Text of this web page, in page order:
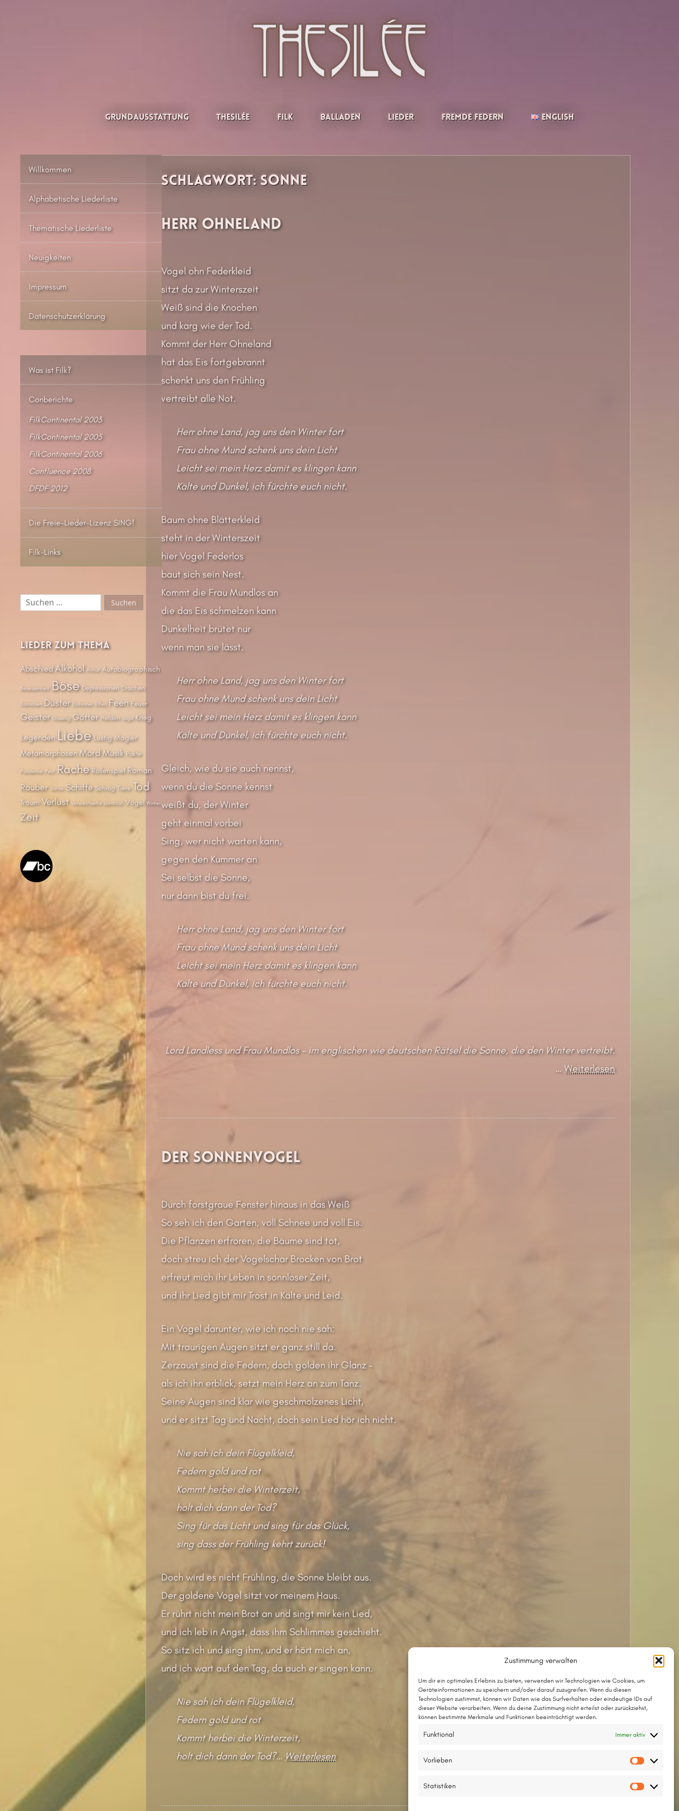
Zustimmung verwalten
Um dir ein optimales Erlebnis zu bieten, verwenden wir Technologien wie Cookies, um
Geräteinformationen zu speichern und/oder darauf zuzugreifen. Wenn du diesen
Technologien zustimmst, können wir Daten wie das Surfverhalten oder eindeutige IDs auf
dieser Website verarbeiten. Wenn du deine Zustimmung nicht erteilst oder zurückziehst,
können bestimmte Merkmale und Funktionen beeinträchtigt werden.
Funktional Immer aktiv
Vorlieben
Statistiken
Thesilée – Filk & Folk
Grundausstattung Thesilée Filk Balladen Lieder Fremde Federn English
Schlagwort: Sonne
Herr Ohneland
Vogel ohn Federkleid
sitzt da zur Winterszeit
Weiß sind die Knochen
und karg wie der Tod.
Kommt der Herr Ohneland
hat das Eis fortgebrannt
schenkt uns den Frühling
vertreibt alle Not.
Herr ohne Land, jag uns den Winter fort
Frau ohne Mund schenk uns dein Licht
Leicht sei mein Herz damit es klingen kann
Kälte und Dunkel, ich fürchte euch nicht.
Baum ohne Blätterkleid
steht in der Winterszeit
hier Vogel Federlos
baut sich sein Nest.
Kommt die Frau Mundlos an
die das Eis schmelzen kann
Dunkelheit brütet nur
wenn man sie lässt.
Herr ohne Land, jag uns den Winter fort
Frau ohne Mund schenk uns dein Licht
Leicht sei mein Herz damit es klingen kann
Kälte und Dunkel, ich fürchte euch nicht.
Gleich, wie du sie auch nennst,
wenn du die Sonne kennst
weißt du, der Winter
geht einmal vorbei
Sing, wer nicht warten kann,
gegen den Kummer an
Sei selbst die Sonne,
nur dann bist du frei.
Herr ohne Land, jag uns den Winter fort
Frau ohne Mund schenk uns dein Licht
Leicht sei mein Herz damit es klingen kann
Kälte und Dunkel, ich fürchte euch nicht.
Lord Landless und Frau Mundlos – im englischen wie deutschen Rätsel die Sonne, die den Winter vertreibt.
… Weiterlesen
Der Sonnenvogel
Durch forstgraue Fenster hinaus in das Weiß
So seh ich den Garten, voll Schnee und voll Eis.
Die Pflanzen erfroren, die Bäume sind tot,
doch streu ich der Vogelschar Brocken von Brot
erfreut mich ihr Leben in sonnloser Zeit,
und ihr Lied gibt mir Trost in Kälte und Leid.
Ein Vogel darunter, wie ich noch nie sah:
Mit traurigen Augen sitzt er ganz still da.
Zerzaust sind die Federn, doch golden ihr Glanz –
als ich ihn erblick, setzt mein Herz an zum Tanz.
Seine Augen sind klar wie geschmolzenes Licht,
und er sitzt Tag und Nacht, doch sein Lied hör ich nicht.
Nie sah ich dein Flügelkleid,
Federn gold und rot
Kommt herbei die Winterzeit,
holt dich dann der Tod?
Sing für das Licht und sing für das Glück,
sing dass der Frühling kehrt zurück!
Doch wird es nicht Frühling, die Sonne bleibt aus.
Der goldene Vogel sitzt vor meinem Haus.
Er rührt nicht mein Brot an und singt mir kein Lied,
und ich leb in Angst, dass ihm Schlimmes geschieht.
So sitz ich und sing ihm, und er hört mich an,
und ich wart auf den Tag, da auch er singen kann.
Nie sah ich dein Flügelkleid,
Federn gold und rot
Kommt herbei die Winterzeit,
holt dich dann der Tod?… Weiterlesen
Willkommen
Alphabetische Liederliste
Thematische Liederliste
Neuigkeiten
Impressum
Datenschutzerklärung
Was ist Filk?
Conberichte
FilkContinental 2003
FilkContinental 2005
FilkContinental 2006
Confluence 2008
DFDF 2012
Die Freie-Lieder-Lizenz SING!
Filk-Links
Suchen
nach:
Lieder zum Thema
Abschied Alkohol Armut Autobiographisch
Besessenheit Böse Depressionen Drachen
Dämonen Düster Einhörner Elfen Feen Feuer
Geister Gruselig Götter Helden Jagd Krieg
Legenden Liebe Lustig Magier
Metamorphosen MordMusik Pakte
Pandemie Pest Rache Rollenspiel Roman
Räuber Satire Schiffe Schräg Tiere Tod
Traum Verlust Verwechselte Identität Vögel Winter
Zeit